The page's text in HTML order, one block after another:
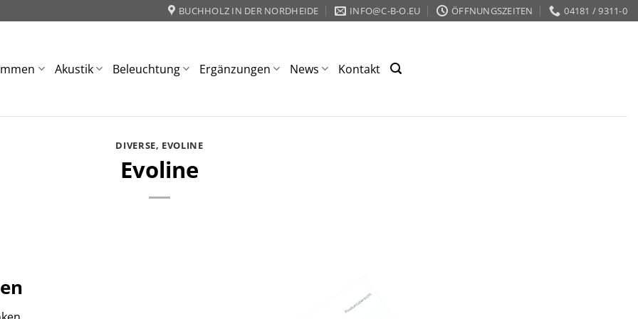
BUCHHOLZ IN DER NORDHEIDE INFO@C-B-O.EU ÖFFNUNGSZEITEN 04181 / 9311-0
Akustik Beleuchtung Ergänzungen News Kontakt
DIVERSE, EVOLINE
Evoline